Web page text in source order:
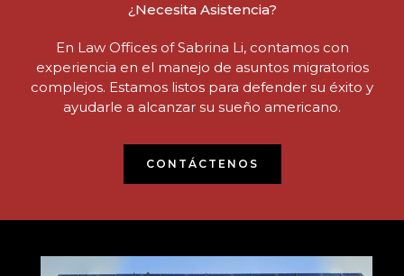
¿Necesita Asistencia?
En Law Offices of Sabrina Li, contamos con
experiencia en el manejo de asuntos migratorios
complejos. Estamos listos para defender su éxito y
ayudarle a alcanzar su sueño americano.
CONTÁCTENOS